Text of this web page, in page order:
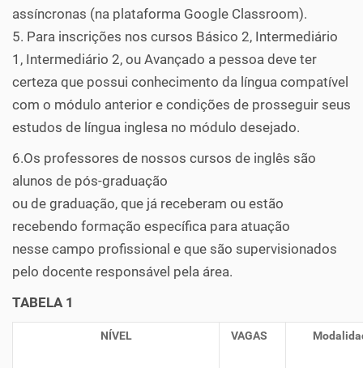
assíncronas (na plataforma Google Classroom).
5. Para inscrições nos cursos Básico 2, Intermediário
1, Intermediário 2, ou Avançado a pessoa deve ter
certeza que possui conhecimento da língua compatível
com o módulo anterior e condições de prosseguir seus
estudos de língua inglesa no módulo desejado.
6.Os professores de nossos cursos de inglês são
alunos de pós-graduação
ou de graduação, que já receberam ou estão
recebendo formação específica para atuação
nesse campo profissional e que são supervisionados
pelo docente responsável pela área.
TABELA 1
NÍVEL VAGAS